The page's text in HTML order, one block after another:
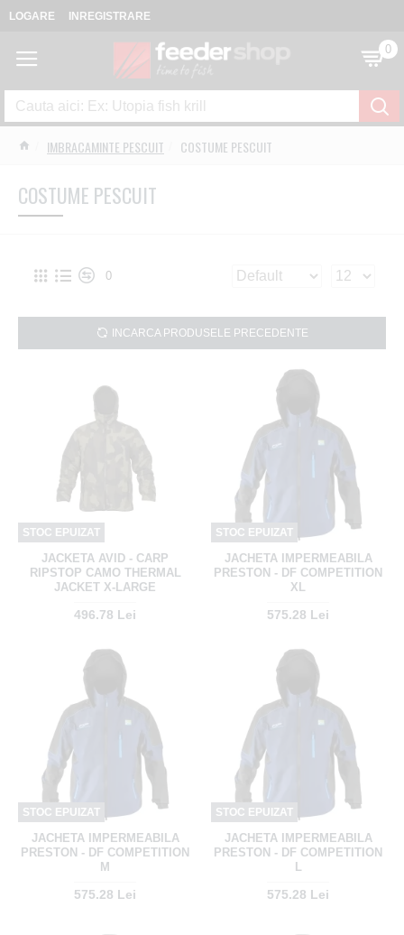
LOGARE INREGISTRARE
0
IMBRACAMINTE PESCUIT COSTUME PESCUIT
COSTUME PESCUIT
0
INCARCA PRODUSELE PRECEDENTE
STOC EPUIZAT
JACKETA AVID - CARP
RIPSTOP CAMO THERMAL
JACKET X-LARGE
496.78 Lei
STOC EPUIZAT
JACHETA IMPERMEABILA
PRESTON - DF COMPETITION
XL
575.28 Lei
STOC EPUIZAT
JACHETA IMPERMEABILA
PRESTON - DF COMPETITION
M
575.28 Lei
STOC EPUIZAT
JACHETA IMPERMEABILA
PRESTON - DF COMPETITION
575.28 Lei